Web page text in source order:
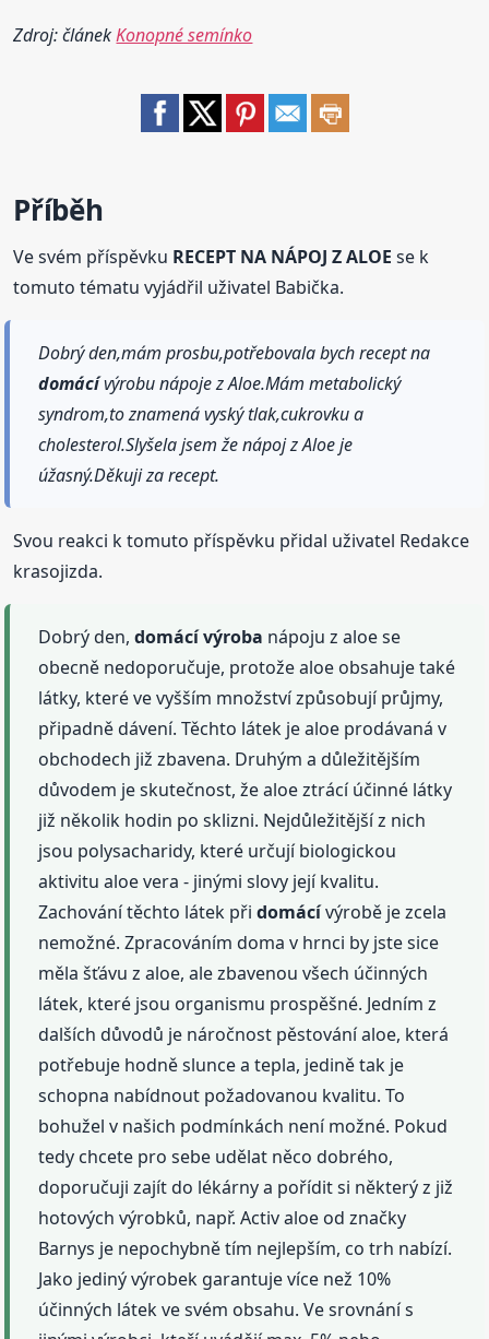
Zdroj: článekKonopné semínko
Příběh
Ve svém příspěvku RECEPT NA NÁPOJ Z ALOE se k
tomuto tématu vyjádřil uživatel Babička.
Dobrý den,mám prosbu,potřebovala bych recept na
domácívýrobu nápoje z Aloe.Mám metabolický
syndrom,to znamená vyský tlak,cukrovku a
cholesterol.Slyšela jsem že nápoj z Aloe je
úžasný.Děkuji za recept.
Svou reakci k tomuto příspěvku přidal uživatel Redakce
krasojizda.
Dobrý den,domácívýroba nápoju z aloe se
obecně nedoporučuje, protože aloe obsahuje také
látky, které ve vyšším množství způsobují průjmy,
připadně dávení. Těchto látek je aloe prodávaná v
obchodech již zbavena. Druhým a důležitějším
důvodem je skutečnost, že aloe ztrácí účinné látky
již několik hodin po sklizni. Nejdůležitější z nich
jsou polysacharidy, které určují biologickou
aktivitu aloe vera - jinými slovy její kvalitu.
Zachování těchto látek přidomácívýrobě je zcela
nemožné. Zpracováním doma v hrnci by jste sice
měla šťávu z aloe, ale zbavenou všech účinných
látek, které jsou organismu prospěšné. Jedním z
dalších důvodů je náročnost pěstování aloe, která
potřebuje hodně slunce a tepla, jedině tak je
schopna nabídnout požadovanou kvalitu. To
bohužel v našich podmínkách není možné. Pokud
tedy chcete pro sebe udělat něco dobrého,
doporučuji zajít do lékárny a pořídit si některý z již
hotových výrobků, např. Activ aloe od značky
Barnys je nepochybně tím nejlepším, co trh nabízí.
Jako jediný výrobek garantuje více než 10%
účinných látek ve svém obsahu. Ve srovnání s